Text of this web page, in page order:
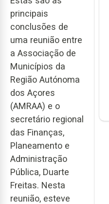
principais
conclusões de
uma reunião entre
a Associação de
Municípios da
Região Autónoma
dos Açores
(AMRAA) e o
secretário regional
das Finanças,
Planeamento e
Administração
Pública, Duarte
Freitas. Nesta
reunião, esteve